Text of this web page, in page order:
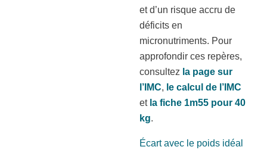
et d’un risque accru de
déficits en
micronutriments. Pour
approfondir ces repères,
consultez la page sur
l’IMC, le calcul de l’IMC
et la fiche 1m55 pour 40
kg.
Écart avec le poids idéal